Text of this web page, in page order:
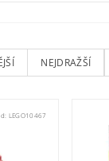
NEJDRAŽŠÍ
LEGO10467